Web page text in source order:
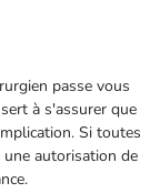
passe vous
à s'assurer que
Si toutes
autorisation de